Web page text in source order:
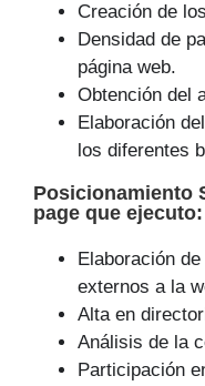
Creación de
Densidad de
página web.
Obtención del
Elaboración
los diferentes
Posicionamiento
page que ejecuto:
Elaboración
externos a la
Alta en
Análisis de la
Participación